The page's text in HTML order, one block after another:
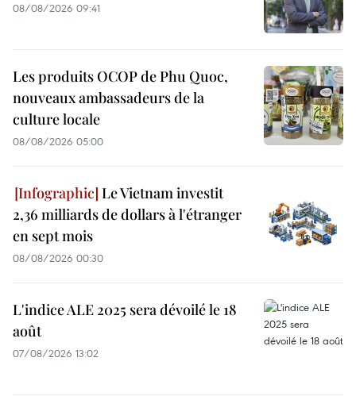
08/08/2026 09:41
Les produits OCOP de Phu Quoc,
nouveaux ambassadeurs de la
culture locale
08/08/2026 05:00
Le Vietnam investit
2,36 milliards de dollars à l'étranger
en sept mois
08/08/2026 00:30
L'indice ALE 2025 sera dévoilé le 18
août
07/08/2026 13:02